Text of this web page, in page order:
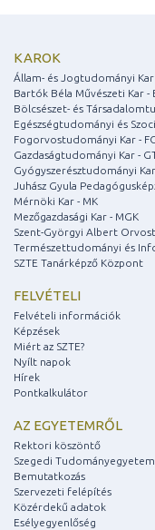
KAROK
Állam- és Jogtudományi Kar
Bartók Béla Művészeti Kar -
Bölcsészet- és
Egészségtudományi és
Fogorvostudományi Kar -
Gazdaságtudományi Kar -
Gyógyszerésztudományi Kar
Juhász Gyula
Mérnöki Kar - MK
Mezőgazdasági Kar - MGK
Szent-Györgyi Albert
Természettudományi és
SZTE Tanárképző Központ
FELVÉTELI
Felvételi információk
Képzések
Miért az SZTE?
Nyílt napok
Hírek
Pontkalkulátor
AZ EGYETEMRŐL
Rektori köszöntő
Szegedi
Bemutatkozás
Szervezeti felépítés
Közérdekű adatok
Esélyegyenlőség